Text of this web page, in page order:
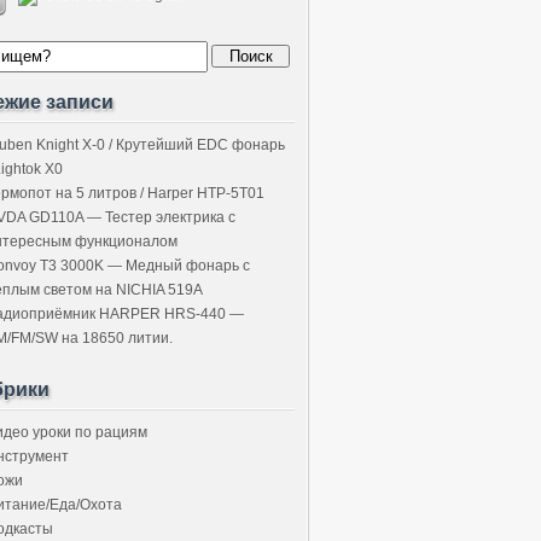
записи
Knight X-0 / Крутейший EDC фонарь
X0
на 5 литров / Harper HTP-5T01
GD110A — Тестер электрика с
функционалом
T3 3000K — Медный фонарь с
светом на NICHIA 519A
HARPER HRS-440 —
FM/SW на 18650 литии.
уроки по рациям
Еда/Охота